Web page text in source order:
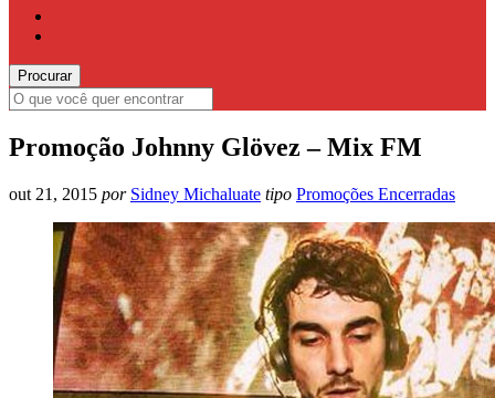
Promoção Johnny Glövez – Mix FM
out 21, 2015 por Sidney Michaluate tipo Promoções Encerradas